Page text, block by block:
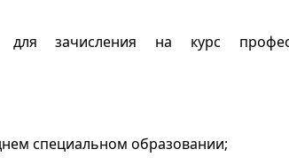
для зачисления на курс
специальном образовании;